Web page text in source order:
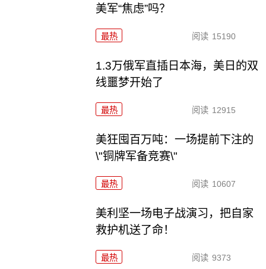
美军“焦虑”吗？
最热 阅读 15190
1.3万俄军直插日本海，美日的双
线噩梦开始了
最热 阅读 12915
美狂囤百万吨：一场提前下注的
\"铜牌军备竞赛\"
最热 阅读 10607
美利坚一场电子战演习，把自家
救护机送了命！
最热 阅读 9373